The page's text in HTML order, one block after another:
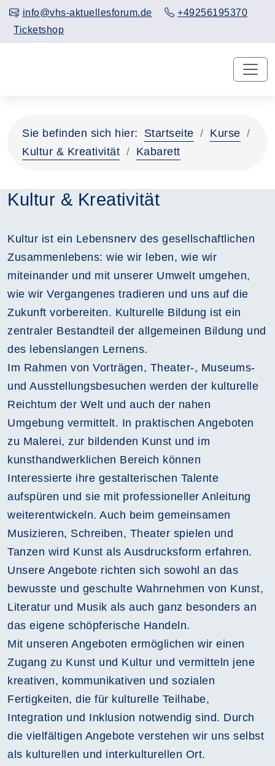
info@vhs-aktuellesforum.de
+49256195370
Ticketshop
Sie befinden sich hier: Startseite
Kurse
Kultur & Kreativität
Kabarett
Kultur & Kreativität
Kultur ist ein Lebensnerv des gesellschaftlichen
Zusammenlebens: wie wir leben, wie wir
miteinander und mit unserer Umwelt umgehen,
wie wir Vergangenes tradieren und uns auf die
Zukunft vorbereiten. Kulturelle Bildung ist ein
zentraler Bestandteil der allgemeinen Bildung und
des lebenslangen Lernens.
Im Rahmen von Vorträgen, Theater-, Museums-
und Ausstellungsbesuchen werden der kulturelle
Reichtum der Welt und auch der nahen
Umgebung vermittelt. In praktischen Angeboten
zu Malerei, zur bildenden Kunst und im
kunsthandwerklichen Bereich können
Interessierte ihre gestalterischen Talente
aufspüren und sie mit professioneller Anleitung
weiterentwickeln. Auch beim gemeinsamen
Musizieren, Schreiben, Theater spielen und
Tanzen wird Kunst als Ausdrucksform erfahren.
Unsere Angebote richten sich sowohl an das
bewusste und geschulte Wahrnehmen von Kunst,
Literatur und Musik als auch ganz besonders an
das eigene schöpferische Handeln.
Mit unseren Angeboten ermöglichen wir einen
Zugang zu Kunst und Kultur und vermitteln jene
kreativen, kommunikativen und sozialen
Fertigkeiten, die für kulturelle Teilhabe,
Integration und Inklusion notwendig sind. Durch
die vielfältigen Angebote verstehen wir uns selbst
als kulturellen und interkulturellen Ort.